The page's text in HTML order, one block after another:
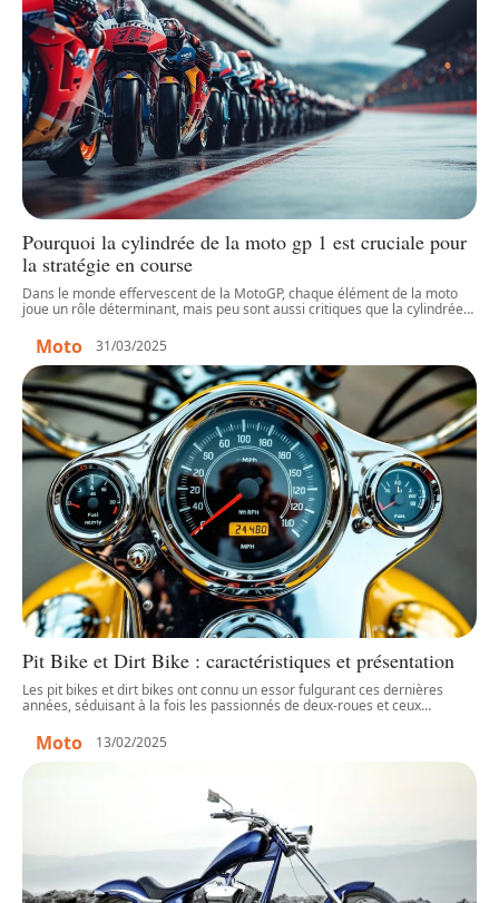
Pourquoi la cylindrée de la moto gp 1 est cruciale pour
la stratégie en course
Dans le monde effervescent de la MotoGP, chaque élément de la moto
joue un rôle déterminant, mais peu sont aussi critiques que la cylindrée…
Moto 31/03/2025
Pit Bike et Dirt Bike : caractéristiques et présentation
Les pit bikes et dirt bikes ont connu un essor fulgurant ces dernières
années, séduisant à la fois les passionnés de deux-roues et ceux…
Moto 13/02/2025